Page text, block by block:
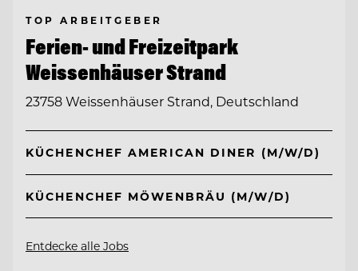
TOP ARBEITGEBER
Ferien- und Freizeitpark
Weissenhäuser Strand
23758 Weissenhäuser Strand, Deutschland
KÜCHENCHEF AMERICAN DINER (M/W/D)
KÜCHENCHEF MÖWENBRÄU (M/W/D)
Entdecke alle Jobs